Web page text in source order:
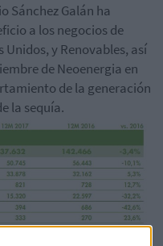
Sánchez Galán ha
a los negocios de
y Renovables, así
de Neoenergia en
de la generación
la sequía.